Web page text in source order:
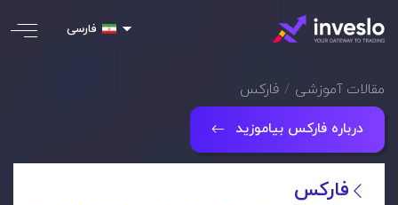
فارسی
مقالات آموزشی فارکس
درباره فارکس بیاموزید
فارکس